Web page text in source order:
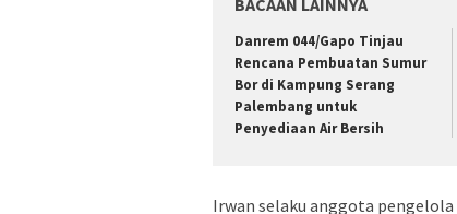
Danrem 044/Gapo Tinjau
Rencana Pembuatan Sumur
Bor di Kampung Serang
Palembang untuk
Penyediaan Air Bersih
Irwan selaku anggota